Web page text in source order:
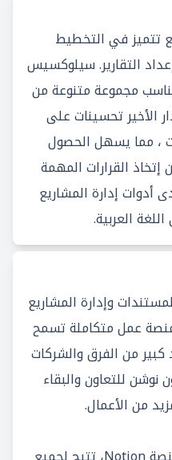
تتميز في التخطيط
التقارير. سيلوكسيس
مجموعة متنوعة من
الأخير تحسينات على
، مما يسهل الحصول
القرارات المهمة
إدارة المشاريع
العربية.
وإدارة المشاريع
عمل متكاملة تسمح
من الفرق والشركات
للتعاون والبقاء
من الأعمال.